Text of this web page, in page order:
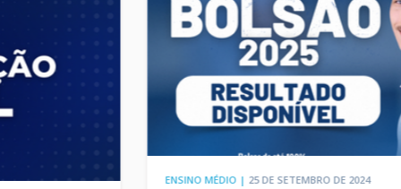
ENSINO MÉDIO |25 DE SETEMBRO DE 2024